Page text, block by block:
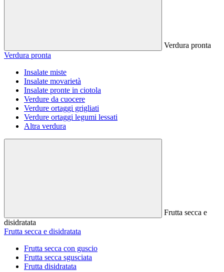
Verdura pronta
Verdura pronta
Insalate miste
Insalate movarietà
Insalate pronte in ciotola
Verdure da cuocere
Verdure ortaggi grigliati
Verdure ortaggi legumi lessati
Altra verdura
Frutta secca e
disidratata
Frutta secca e disidratata
Frutta secca con guscio
Frutta secca sgusciata
Frutta disidratata